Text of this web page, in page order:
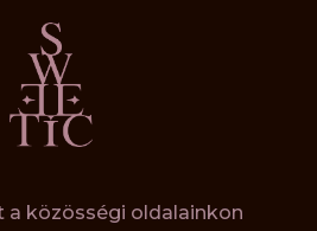
a közösségi oldalainkon